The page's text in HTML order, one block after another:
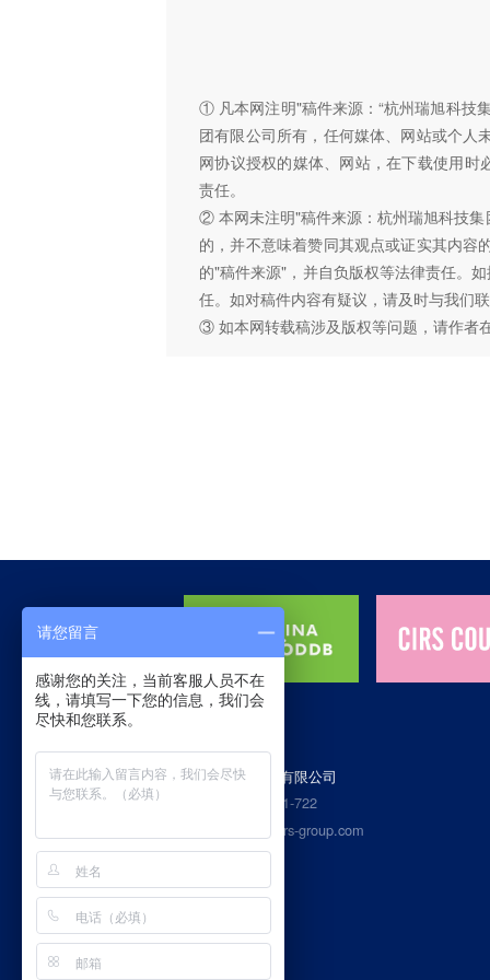
① 凡本网注明"稿件来源：“杭州瑞旭科技
团有限公司所有，任何媒体、网站或个人
网协议授权的媒体、网站，在下载使用
责任。
② 本网未注明"稿件来源：杭州瑞旭科技
的，并不意味着赞同其观点或证实其内容
的"稿件来源"，并自负版权等法律责任。
任。如对稿件内容有疑议，请及时与我们
③ 如本网转载稿涉及版权等问题，请作者
杭州瑞旭科技集团有限公司
400热线：4006-721-722
Email：service@cirs-group.com
请您留言
感谢您的关注，当前客服人员不在
线，请填写一下您的信息，我们会
尽快和您联系。